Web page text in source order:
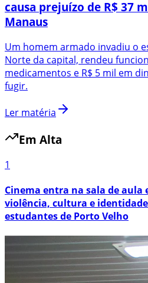
causa prejuízo de R$ 37
Manaus
Um homem armado invadiu o
Norte da capital, rendeu
medicamentos e R$ 5 mil em
fugir.
Ler matéria
Em Alta
1
Cinema entra na sala de aula
violência, cultura e
estudantes de Porto Velho